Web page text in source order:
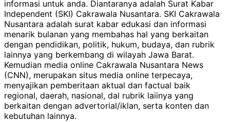
informasi untuk anda. Diantaranya adalah Surat Kabar
Independent (SKI) Cakrawala Nusantara. SKI Cakrawala
Nusantara adalah surat kabar edukasi dan informasi
menarik bulanan yang membahas hal yang berkaitan
dengan pendidikan, politik, hukum, budaya, dan rubrik
lainnya yang berkembang di wilayah Jawa Barat.
Kemudian media online Cakrawala Nusantara News
(CNN), merupakan situs media online terpecaya,
menyajikan pemberitaan aktual dan factual baik
regional, daerah, nasional, dal rubrik laiinya yang
berkaitan dengan advertorial/iklan, serta konten dan
kebutuhan lainnya.